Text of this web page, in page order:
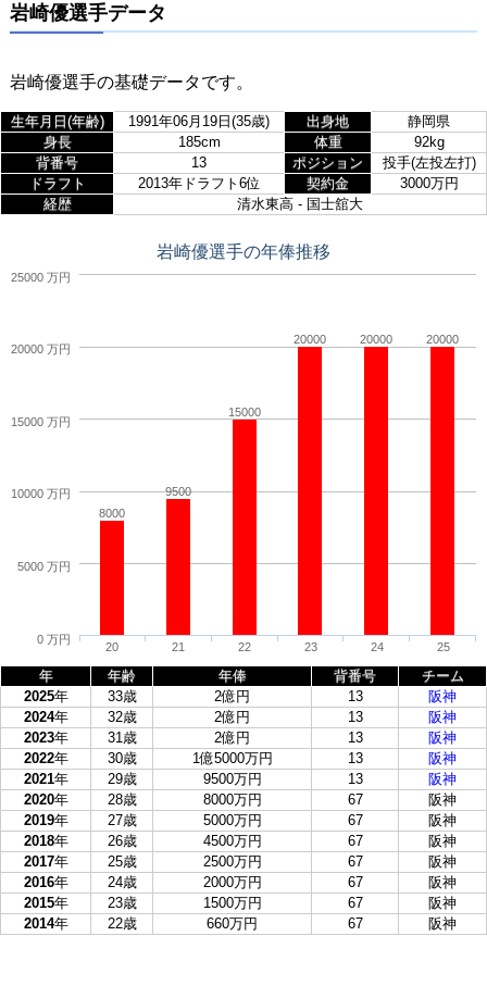
岩崎優選手データ
岩崎優選手の基礎データです。
生年月日(年齢) 1991年06月19日(35歳) 出身地
静岡県
身長
185cm 体重
92kg
背番号
13 ポジション
投手(左投左打)
ドラフト
2013年ドラフト6位 契約金
3000万円
経歴
清水東高 - 国士舘大
岩崎優選手の年俸推移
8000
9500
15000
20000 20000 20000
20 21 22 23 24 25
0 万円
5000 万円
10000 万円
15000 万円
20000 万円
25000 万円
年 年齢 年俸 背番号
チーム
2025年 33歳 2億円 13
阪神
2024年 32歳 2億円 13
阪神
2023年 31歳 2億円 13
阪神
2022年 30歳 1億5000万円 13
阪神
2021年 29歳 9500万円 13
阪神
2020年 28歳 8000万円 67
阪神
2019年 27歳 5000万円 67
阪神
2018年 26歳 4500万円 67
阪神
2017年 25歳 2500万円 67
阪神
2016年 24歳 2000万円 67
阪神
2015年 23歳 1500万円 67
阪神
2014年 22歳 660万円 67 阪神